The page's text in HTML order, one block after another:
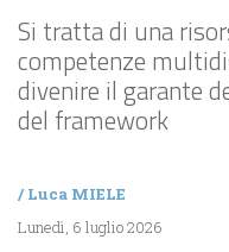
Si tratta di una
competenze
divenire il garante
del framework
/Luca MIELE
Lunedì, 6 luglio 2026